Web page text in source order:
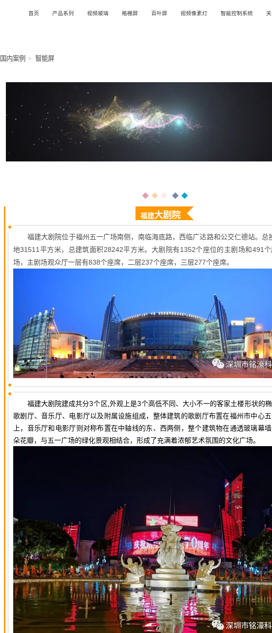
首页 产品系列 视频玻璃 格栅屏 百叶屏 视频像素灯 智能控制系统
国内案例 智能屏
◆ ◆ ◆ ◆
福建大剧院
福建大剧院位于福州五一广场南侧，南临海底路，西临广达路和公交仁德站。 总
地31511平方米，总建筑面积28242平方米。大剧院有1352个座位的主剧场和491
场，主剧场观众厅一层有838个座席，二层237个座席，三层277个座席。
福建大剧院建成共分3个区,外观上是3个高低不同、大小不一的客家土楼形状的
歌剧厅、音乐厅、电影厅以及附属设施组成，整体建筑的歌剧厅布置在福州市中心
上，音乐厅和电影厅则对称布置在中轴线的东、西两侧，整个建筑物在通透玻璃幕
朵花瓣，与五一广场的绿化景观相结合，形成了充满着浓郁艺术氛围的文化广场。